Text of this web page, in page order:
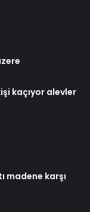
kaçıyor alevler
madene karşı